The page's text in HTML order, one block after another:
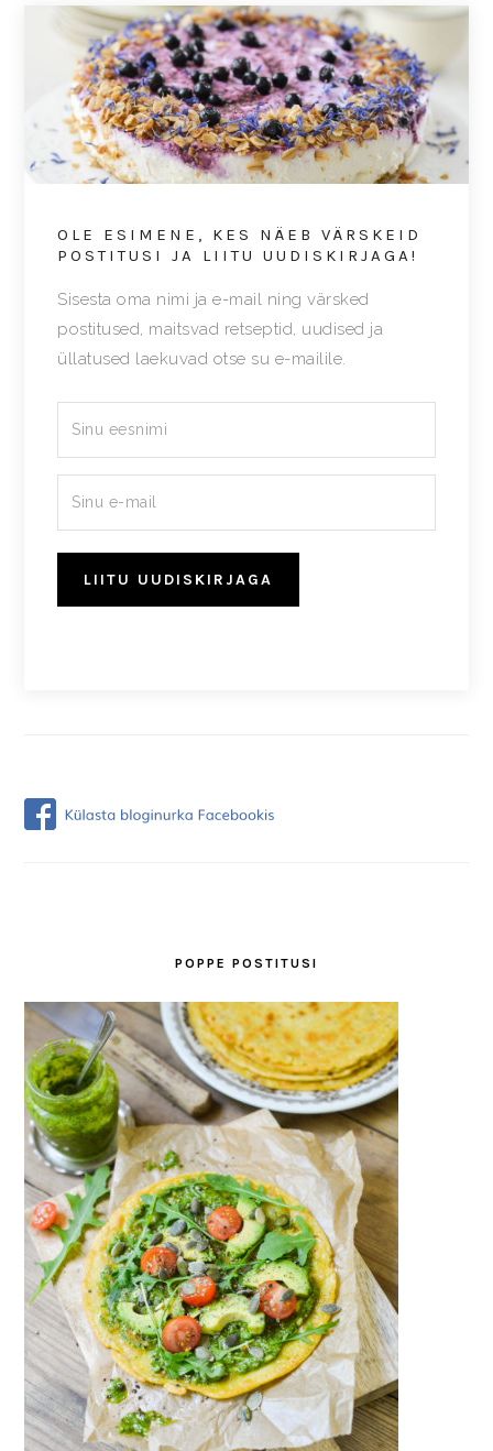
OLE ESIMENE, KES NÄEB VÄRSKEID
POSTITUSI JA LIITU UUDISKIRJAGA!
Sisesta oma nimi ja e-mail ning värsked
postitused, maitsvad retseptid, uudised ja
üllatused laekuvad otse su e-mailile.
LIITU UUDISKIRJAGA
POPPE POSTITUSI